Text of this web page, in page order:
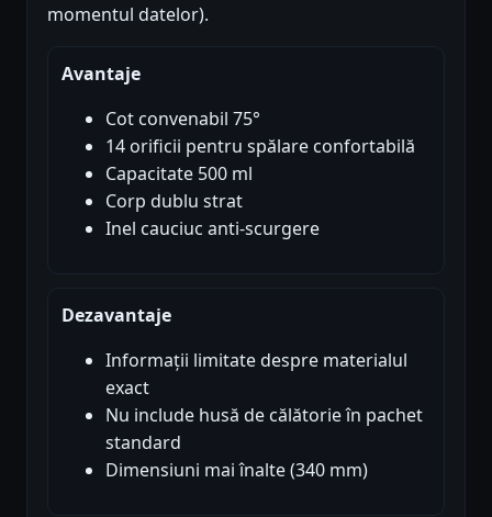
momentul datelor).
Avantaje
Cot convenabil 75°
14 orificii pentru spălare confortabilă
Capacitate 500 ml
Corp dublu strat
Inel cauciuc anti-scurgere
Dezavantaje
Informații limitate despre materialul
exact
Nu include husă de călătorie în pachet
standard
Dimensiuni mai înalte (340 mm)